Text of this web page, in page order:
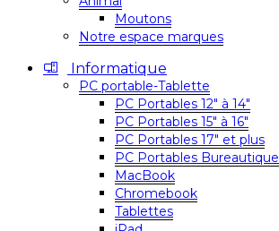
Moutons
Notre espace marques
Informatique
PC portable-Tablette
PC Portables 12″ à 14″
PC Portables 15″ à 16″
PC Portables 17″ et plus
PC Portables Bureautique
MacBook
Chromebook
Tablettes